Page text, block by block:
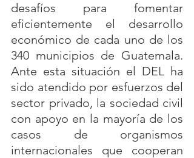
desafíos para fomentar
eficientemente el desarrollo
económico de cada uno de los
340 municipios de Guatemala.
Ante esta situación el DEL ha
sido atendido por esfuerzos del
sector privado, la sociedad civil
con apoyo en la mayoría de los
casos de organismos
internacionales que cooperan